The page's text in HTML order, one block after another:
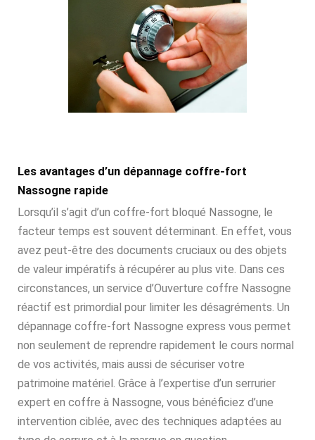
Les avantages d’un dépannage coffre-fort
Nassogne rapide
Lorsqu’il s’agit d’un coffre-fort bloqué Nassogne, le
facteur temps est souvent déterminant. En effet, vous
avez peut-être des documents cruciaux ou des objets
de valeur impératifs à récupérer au plus vite. Dans ces
circonstances, un service d’Ouverture coffre Nassogne
réactif est primordial pour limiter les désagréments. Un
dépannage coffre-fort Nassogne express vous permet
non seulement de reprendre rapidement le cours normal
de vos activités, mais aussi de sécuriser votre
patrimoine matériel. Grâce à l’expertise d’un serrurier
expert en coffre à Nassogne, vous bénéficiez d’une
intervention ciblée, avec des techniques adaptées au